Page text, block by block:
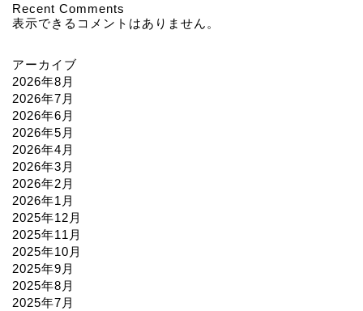
Recent Comments
表示できるコメントはありません。
アーカイブ
2026年8月
2026年7月
2026年6月
2026年5月
2026年4月
2026年3月
2026年2月
2026年1月
2025年12月
2025年11月
2025年10月
2025年9月
2025年8月
2025年7月